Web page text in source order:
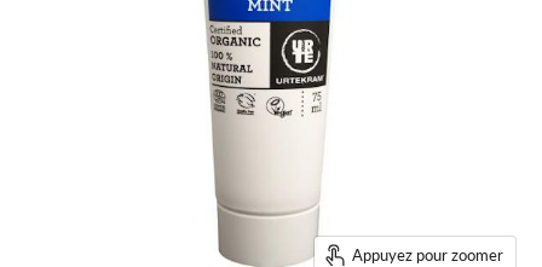
Appuyez pour zoomer